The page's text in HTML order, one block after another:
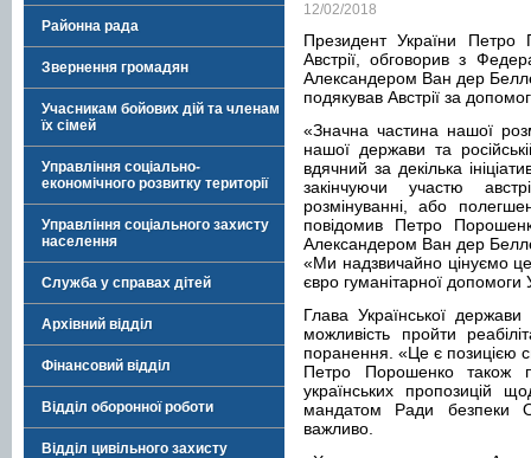
Районна рада
Звернення громадян
Учасникам бойових дій та членам
їх сімей
Управління соціально-
економічного розвитку території
Управління соціального захисту
населення
Служба у справах дітей
Архівний відділ
Фінансовий відділ
Відділ оборонної роботи
Відділ цивільного захисту
12/02/2018
Президент України Петро
Австрії, обговорив з
Александером Ван дер
подякував Австрії за
«Значна частина нашої
нашої держави та
вдячний за декілька
закінчуючи участю
розмінуванні, або
повідомив Петро
Александером Ван дер
«Ми надзвичайно цінуємо
євро гуманітарної допомоги
Глава Української
можливість пройти
поранення. «Це є позицією
Петро Порошенко також
українських пропозицій
мандатом Ради безпеки
важливо.